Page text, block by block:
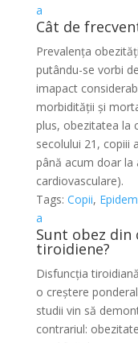
a
Cât de
Prevalența
putându-se vorbi
imapact
morbidității și
plus, obezitatea la
secolului 21, copiii
până acum doar la
cardiovasculare).
Tags: Copii,
a
Sunt obez din
tiroidiene?
Disfuncția
o creștere
studii vin să
contrariul: